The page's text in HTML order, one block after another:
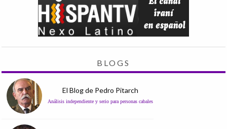
BLOGS
El Blog de Pedro Pitarch
Análisis independiente y serio para personas cabales